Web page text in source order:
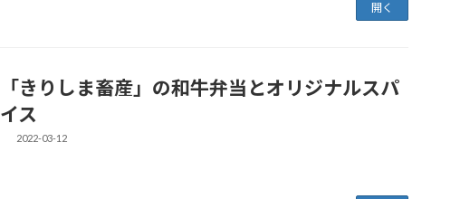
開く
「きりしま畜産」の和牛弁当とオリジナルスパ
イス
2022-03-12